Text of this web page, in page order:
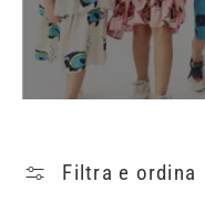
o
n
:
Filtra e ordina